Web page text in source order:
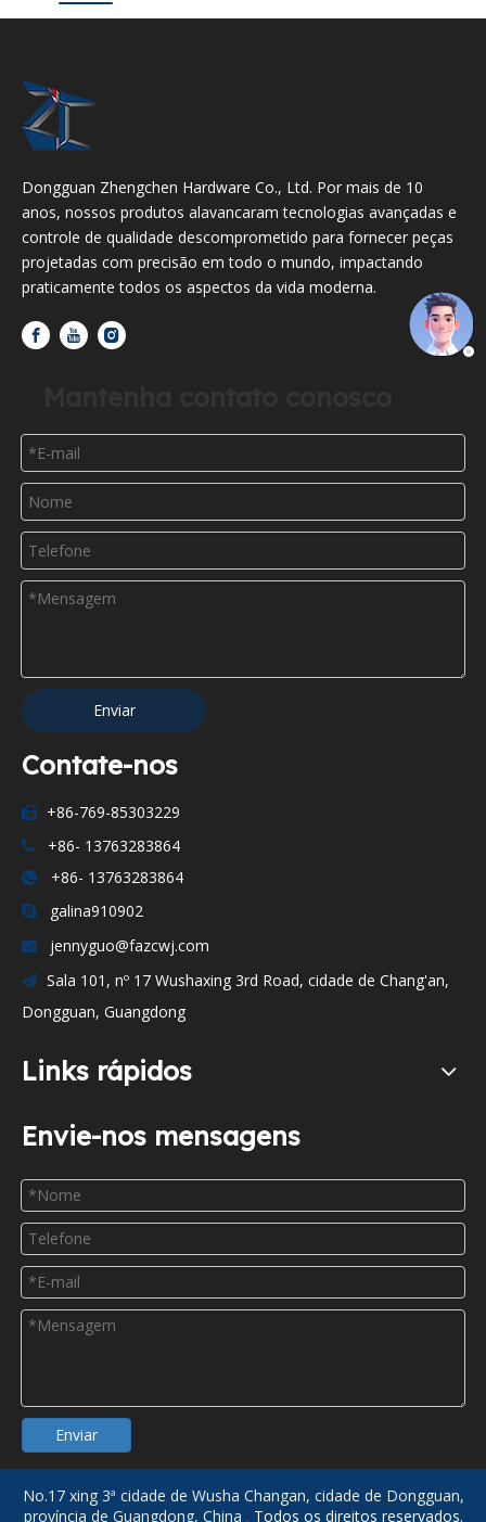
Dongguan Zhengchen Hardware Co., Ltd. Por mais de 10
anos, nossos produtos alavancaram tecnologias avançadas e
controle de qualidade descomprometido para fornecer peças
projetadas com precisão em todo o mundo, impactando
praticamente todos os aspectos da vida moderna.
Enviar
Contate-nos
 +86-769-85303229
 +86- 13763283864
 +86- 13763283864
 galina910902
 jennyguo@fazcwj.com

Sala 101, nº 17 Wushaxing 3rd Road, cidade de Chang'an,
Dongguan, Guangdong
Links rápidos
Envie-nos mensagens
Enviar
No.17 xing 3ª cidade de Wusha Changan, cidade de Dongguan,
província de Guangdong, China . Todos os direitos reservados.